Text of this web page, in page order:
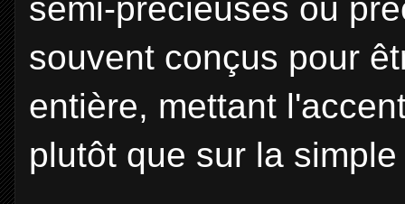
semi-précieuses ou
souvent conçus pour
entière, mettant
plutôt que sur la